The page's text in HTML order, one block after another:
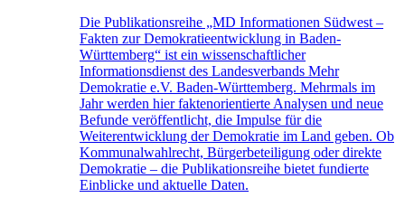
Die Publikationsreihe „MD Informationen Südwest –
Fakten zur Demokratieentwicklung in Baden-
Württemberg“ ist ein wissenschaftlicher
Informationsdienst des Landesverbands Mehr
Demokratie e.V. Baden-Württemberg. Mehrmals im
Jahr werden hier faktenorientierte Analysen und neue
Befunde veröffentlicht, die Impulse für die
Weiterentwicklung der Demokratie im Land geben. Ob
Kommunalwahlrecht, Bürgerbeteiligung oder direkte
Demokratie – die Publikationsreihe bietet fundierte
Einblicke und aktuelle Daten.